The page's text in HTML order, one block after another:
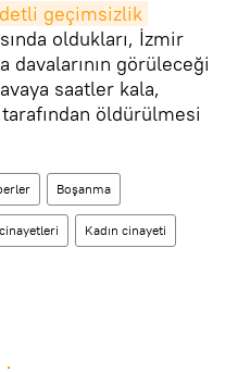
geçimsizlik
oldukları, İzmir
görüleceği
saatler kala,
öldürülmesi
Boşanma
Kadın cinayeti